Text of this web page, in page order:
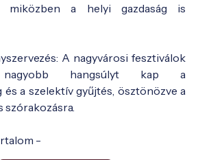
miközben a helyi gazdaság is
A nagyvárosi fesztiválok
hangsúlyt kap a
és a szelektív gyűjtés, ösztönözve a
szórakozásra.
-